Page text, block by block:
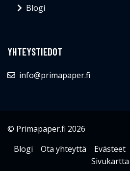
Blogi
YHTEYSTIEDOT
info@primapaper.fi
© Primapaper.fi 2026
Blogi
Ota yhteyttä Evästeet
Sivukartta